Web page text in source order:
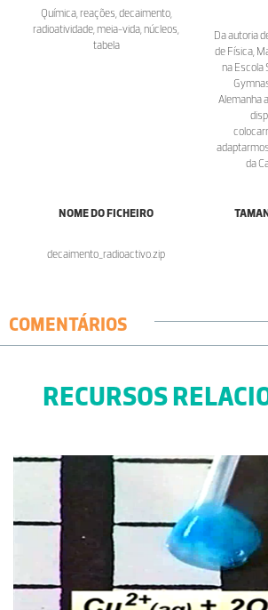
Química, reações, decaimento,
radioatividade, meia-vida, núcleos,
tabela
Da autoria
de Física,
na Escola
Alemanha
da
NOME DO FICHEIRO
decaimento_radioactivo.zip
COMENTÁRIOS
RECURSOS